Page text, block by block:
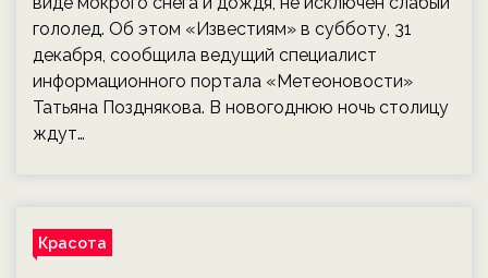
гололед. Об этом «Известиям» в субботу, 31
декабря, сообщила ведущий специалист
информационного портала «Метеоновости»
Татьяна Позднякова. В новогоднюю ночь столицу
ждут…
Красота